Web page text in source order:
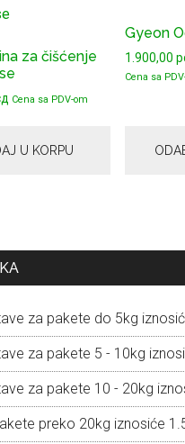
za čišćenje
Cena sa PDV-om
U KORPU
Gyeon
1.900,00
Cena sa
ima
više
varijanti.
za pakete do 5kg
za pakete 5 - 10kg
za pakete 10 - 20kg
preko 20kg iznosiće